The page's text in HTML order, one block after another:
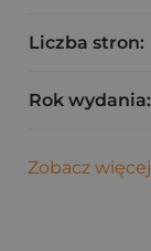
Liczba stron:
Rok wydania:
Zobacz więcej